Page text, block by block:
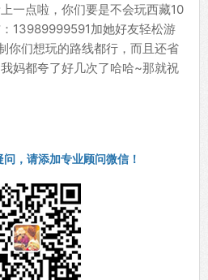
一点啦，你们要是不会玩西藏10
13989999591加她好友轻松游
你们想玩的路线都行，而且还省
妈都夸了好几次了哈哈~那就祝
，请添加专业顾问微信！